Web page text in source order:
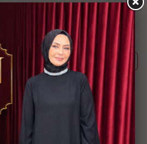
Müşteri Hizmetleri veya WhatsApp
yukarıda yazan Ürün Kodu'nu
sonra ekibimizle görüştüğünüzde
Telefon ile Sipariş
Hızlı Kargo İmkanı
Kapıda Ödeme İmkanı